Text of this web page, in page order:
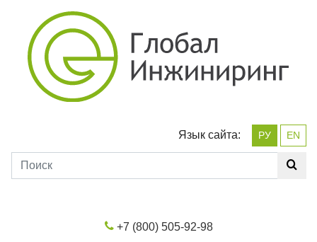
Язык сайта: РУ EN
+7 (800) 505-92-98